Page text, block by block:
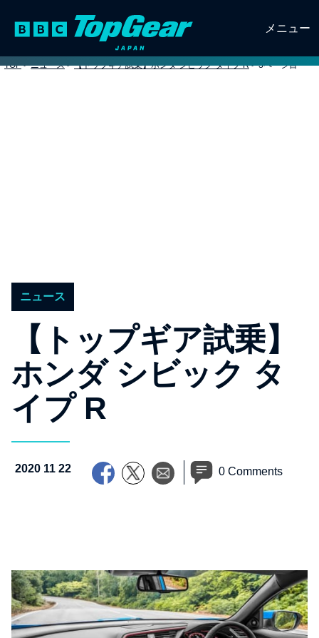
メニュー
TOP > ニュース > 【トップギア試乗】ホンダ シビック タイプ R > 3ページ目
ニュース
【トップギア試乗】
ホンダ シビック タ
イプ R
2020 11 22 0 Comments